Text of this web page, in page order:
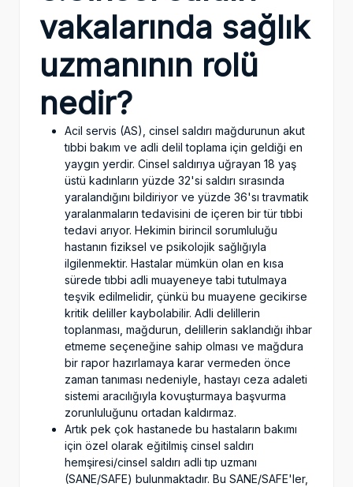
vakalarında sağlık
uzmanının rolü
nedir?
Acil servis (AS), cinsel saldırı mağdurunun akut
tıbbi bakım ve adli delil toplama için geldiği en
yaygın yerdir. Cinsel saldırıya uğrayan 18 yaş
üstü kadınların yüzde 32'si saldırı sırasında
yaralandığını bildiriyor ve yüzde 36'sı travmatik
yaralanmaların tedavisini de içeren bir tür tıbbi
tedavi arıyor. Hekimin birincil sorumluluğu
hastanın fiziksel ve psikolojik sağlığıyla
ilgilenmektir. Hastalar mümkün olan en kısa
sürede tıbbi adli muayeneye tabi tutulmaya
teşvik edilmelidir, çünkü bu muayene gecikirse
kritik deliller kaybolabilir. Adli delillerin
toplanması, mağdurun, delillerin saklandığı ihbar
etmeme seçeneğine sahip olması ve mağdura
bir rapor hazırlamaya karar vermeden önce
zaman tanıması nedeniyle, hastayı ceza adaleti
sistemi aracılığıyla kovuşturmaya başvurma
zorunluluğunu ortadan kaldırmaz.
Artık pek çok hastanede bu hastaların bakımı
için özel olarak eğitilmiş cinsel saldırı
hemşiresi/cinsel saldırı adli tıp uzmanı
(SANE/SAFE) bulunmaktadır. Bu SANE/SAFE'ler,